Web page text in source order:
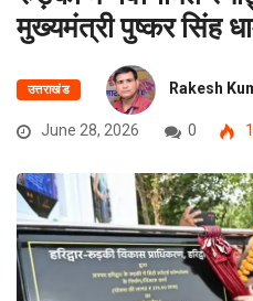
मुख्यमंत्री पुष्कर सिंह
उत्तराखंड Rakesh
June 28, 2026 0